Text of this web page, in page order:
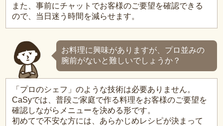
また、事前にチャットでお客様のご要望を確認できる
ので、当日迷う時間を減らせます。
お料理に興味がありますが、プロ並みの
腕前がないと難しいでしょうか？
「プロのシェフ」のような技術は必要ありません。
CaSyでは、普段ご家庭で作る料理をお客様のご要望を
確認しながらメニューを決める形です。
初めてで不安な方には、あらかじめレシピが決まって